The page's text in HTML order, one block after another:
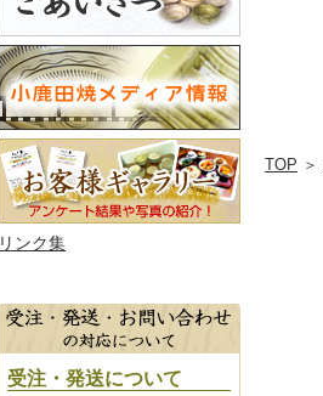
TOP ＞
リンク集
受注・発送について